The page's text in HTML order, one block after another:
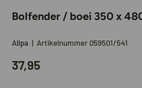
Bolfender / boei 350 x
Allpa | Artikelnummer 059501/541
37,95